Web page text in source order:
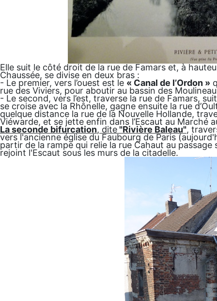
Elle suit le côté droit de la rue de Famars et, à
Chaussée, se divise en deux bras :
- Le premier, vers l’ouest est le « Canal de l’Ordon »
rue des Viviers, pour aboutir au bassin des
- Le second, vers l’est, traverse la rue de Famars,
se croise avec la Rhônelle, gagne ensuite la rue
quelque distance la rue de la Nouvelle Hollande,
Viéwarde, et se jette enfin dans l’Escaut au Marché
La seconde bifurcation, dite"Rivière Baleau",
vers l'ancienne église du Faubourg de Paris
partir de la rampe qui relie la rue Cahaut au
rejoint l'Escaut sous les murs de la citadelle.